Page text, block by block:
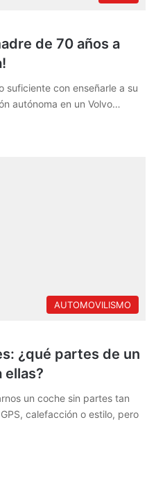
de 70 años a
suficiente con enseñarle a su
autónoma en un Volvo…
AUTOMOVILISMO
¿qué partes de un
ellas?
un coche sin partes tan
calefacción o estilo, pero